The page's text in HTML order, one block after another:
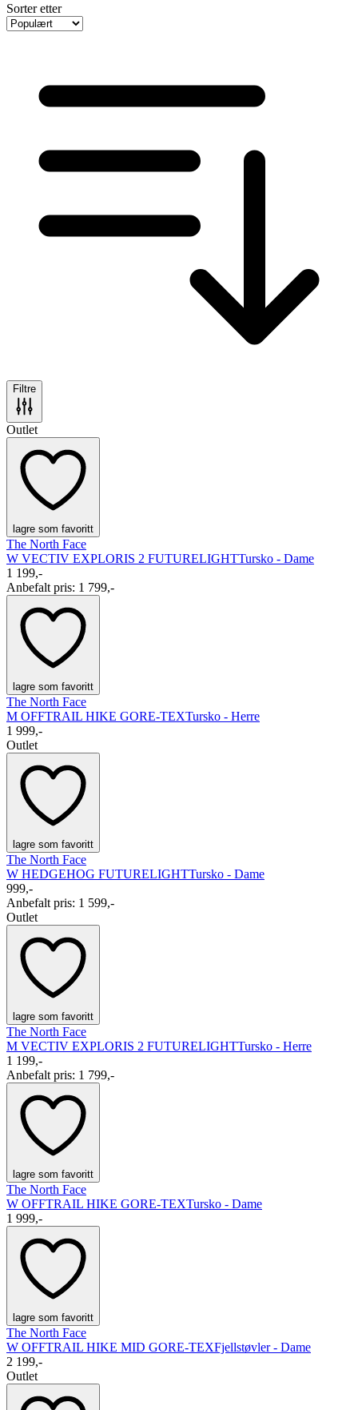
Sorter etter
Filtre
Outlet
lagre som favoritt
The North Face
W VECTIV EXPLORIS 2 FUTURELIGHTTursko - Dame
1 199,-
Anbefalt pris: 1 799,-
lagre som favoritt
The North Face
M OFFTRAIL HIKE GORE-TEXTursko - Herre
1 999,-
Outlet
lagre som favoritt
The North Face
W HEDGEHOG FUTURELIGHTTursko - Dame
999,-
Anbefalt pris: 1 599,-
Outlet
lagre som favoritt
The North Face
M VECTIV EXPLORIS 2 FUTURELIGHTTursko - Herre
1 199,-
Anbefalt pris: 1 799,-
lagre som favoritt
The North Face
W OFFTRAIL HIKE GORE-TEXTursko - Dame
1 999,-
lagre som favoritt
The North Face
W OFFTRAIL HIKE MID GORE-TEXFjellstøvler - Dame
2 199,-
Outlet